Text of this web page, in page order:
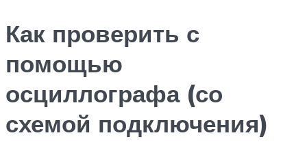
Как проверить с
помощью
осциллографа (со
схемой подключения)